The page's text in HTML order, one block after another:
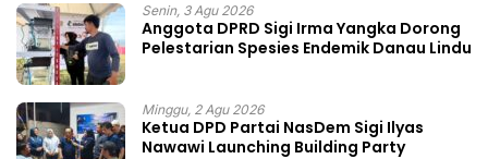
Senin, 3 Agu 2026
Anggota DPRD Sigi Irma Yangka Dorong
Pelestarian Spesies Endemik Danau Lindu
Minggu, 2 Agu 2026
Ketua DPD Partai NasDem Sigi Ilyas
Nawawi Launching Building Party